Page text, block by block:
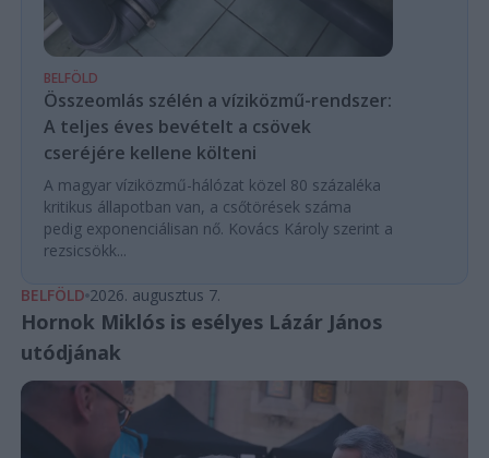
BELFÖLD
Összeomlás szélén a víziközmű-rendszer:
A teljes éves bevételt a csövek
cseréjére kellene költeni
A magyar víziközmű-hálózat közel 80 százaléka
kritikus állapotban van, a csőtörések száma
pedig exponenciálisan nő. Kovács Károly szerint a
rezsicsökk...
BELFÖLD 2026. augusztus 7.
Hornok Miklós is esélyes Lázár János
utódjának